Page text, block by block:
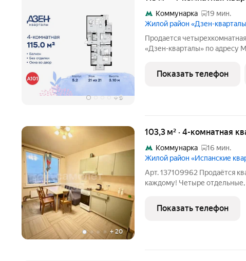
+9
Коммунарка
19 мин.
Жилой район «Дзен-
Продается
«Дзен-кварталы» по адресу
округ, район Коммунарка,
квартиры 115.00
Показать телефон
+20
103,3 м² · 4-комнатная
Коммунарка
16 мин.
Жилой район «Испанские
Арт. 137109962 Продаётся
каждому! Четыре
кухня сердце дома, где вечером собирается вся семья. Квартира с
готовой
Показать телефон